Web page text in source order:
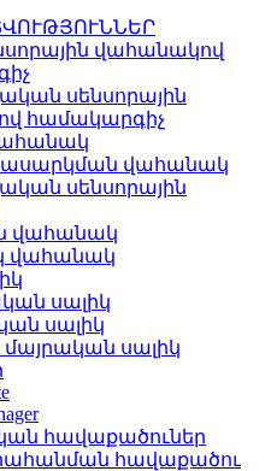
վահանակով
սենսորային
համակարգիչ
վահանակ
սենսորային
վահանակ
վահանակ
սալիկ
սալիկ
մայրական սալիկ
հավաքածուներ
հավաքածու